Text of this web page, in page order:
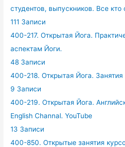
студентов, выпускников. Все кто
111 Записи
400-217. Открытая Йога.
аспектам Йоги.
48 Записи
400-218. Открытая Йога. Занятия
9 Записи
400-219. Открытая Йога.
English Channal. YouTube
13 Записи
400-850. Открытые занятия